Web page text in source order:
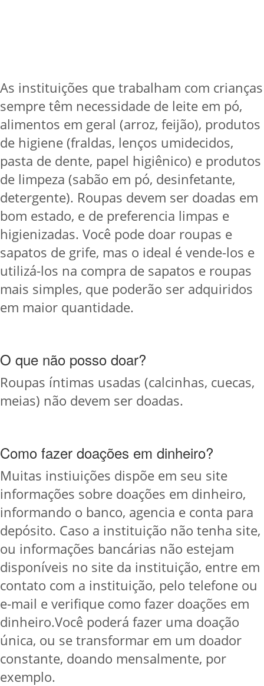
As instituições que trabalham com crianças
sempre têm necessidade de leite em pó,
alimentos em geral (arroz, feijão), produtos
de higiene (fraldas, lenços umidecidos,
pasta de dente, papel higiênico) e produtos
de limpeza (sabão em pó, desinfetante,
detergente). Roupas devem ser doadas em
bom estado, e de preferencia limpas e
higienizadas. Você pode doar roupas e
sapatos de grife, mas o ideal é vende-los e
utilizá-los na compra de sapatos e roupas
mais simples, que poderão ser adquiridos
em maior quantidade.
O que não posso doar?
Roupas íntimas usadas (calcinhas, cuecas,
meias) não devem ser doadas.
Como fazer doações em dinheiro?
Muitas instiuições dispõe em seu site
informações sobre doações em dinheiro,
informando o banco, agencia e conta para
depósito. Caso a instituição não tenha site,
ou informações bancárias não estejam
disponíveis no site da instituição, entre em
contato com a instituição, pelo telefone ou
e-mail e verifique como fazer doações em
dinheiro.Você poderá fazer uma doação
única, ou se transformar em um doador
constante, doando mensalmente, por
exemplo.